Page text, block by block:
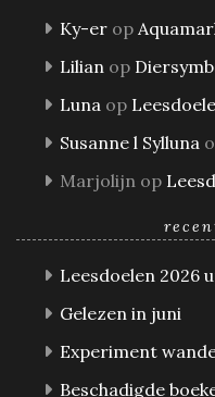
Ky-er op
Lilian op
Luna op
Susanne l Sylluna
Marjolijn op
Leesdoelen 2026
Gelezen in juni
Experiment
Beschadigde